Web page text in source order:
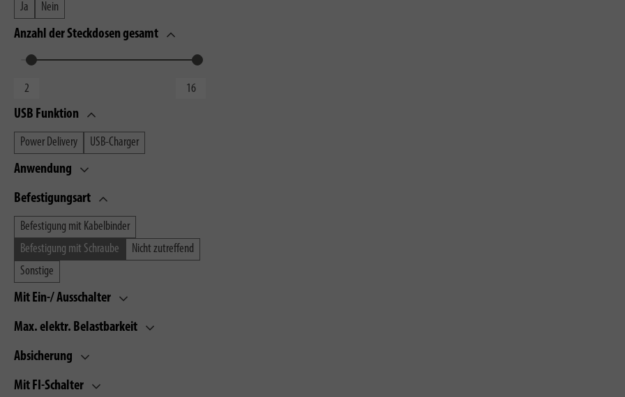
Ja Nein
Anzahl der Steckdosen gesamt
USB Funktion
Power Delivery USB-Charger
Anwendung
Befestigungsart
Befestigung mit Kabelbinder
Befestigung mit Schraube
Nicht zutreffend
Sonstige
Mit Ein-/ Ausschalter
Max. elektr. Belastbarkeit
Absicherung
Mit FI-Schalter